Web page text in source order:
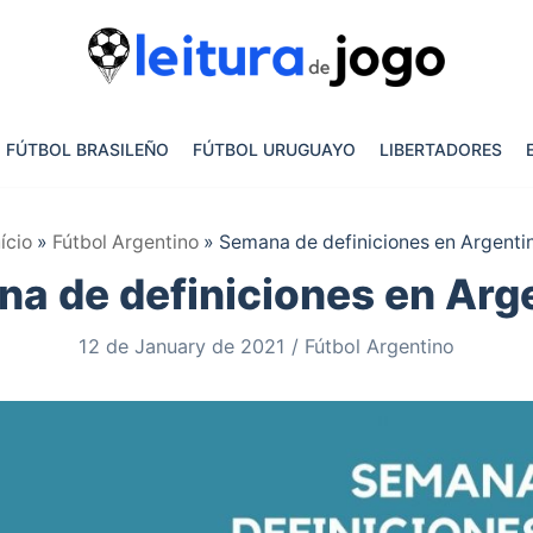
FÚTBOL BRASILEÑO FÚTBOL URUGUAYO LIBERTADORES
» Fútbol Argentino » Semana de definiciones en
de definiciones en
12 de January de 2021 Fútbol Argentino